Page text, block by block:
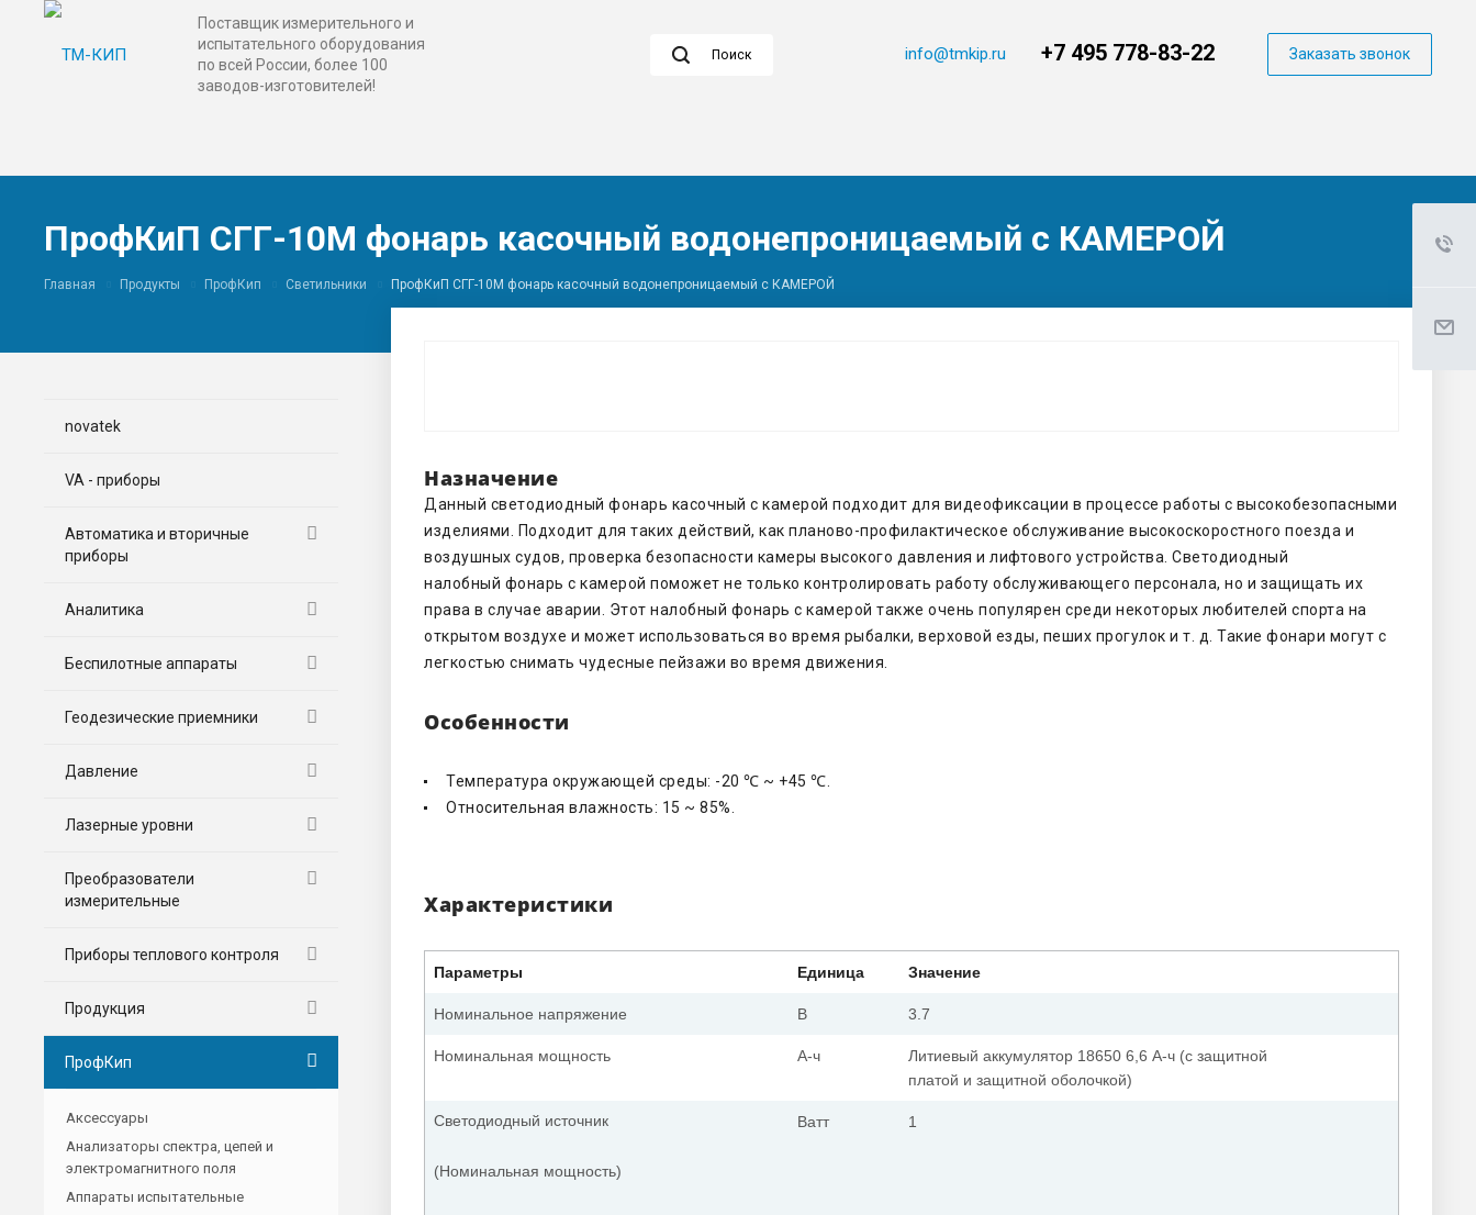
Поставщик измерительного и
испытательного оборудования
по всей России, более 100
заводов-изготовителей!
info@tmkip.ru +7 495 778-83-22 Заказать звонок
Поиск
ПрофКиП СГГ-10М фонарь касочный водонепроницаемый с КАМЕРОЙ
Главная Продукты ПрофКип Светильники ПрофКиП СГГ-10М фонарь касочный водонепроницаемый с КАМЕРОЙ
Назначение
Данный светодиодный фонарь касочный с камерой подходит для видеофиксации в процессе работы с высокобезопасными
изделиями. Подходит для таких действий, как планово-профилактическое обслуживание высокоскоростного поезда и
воздушных судов, проверка безопасности камеры высокого давления и лифтового устройства. Светодиодный
налобный фонарь с камерой поможет не только контролировать работу обслуживающего персонала, но и защищать их
права в случае аварии. Этот налобный фонарь с камерой также очень популярен среди некоторых любителей спорта на
открытом воздухе и может использоваться во время рыбалки, верховой езды, пеших прогулок и т. д. Такие фонари могут с
легкостью снимать чудесные пейзажи во время движения.
Особенности
Температура окружающей среды: -20 ℃ ~ +45 ℃.
Относительная влажность: 15 ~ 85%.
Характеристики
Параметры Единица Значение
Номинальное напряжение В 3.7
Номинальная мощность А-ч
Литиевый аккумулятор 18650 6,6 А-ч (с защитной
платой и защитной оболочкой)
Светодиодный источник
(Номинальная мощность)
Ватт 1
novatek
VA - приборы
Автоматика и вторичные
приборы
Аналитика
Беспилотные аппараты
Геодезические приемники
Давление
Лазерные уровни
Преобразователи
измерительные
Приборы теплового контроля
Продукция
ПрофКип
Аксессуары
Анализаторы спектра, цепей и
электромагнитного поля
Аппараты испытательные